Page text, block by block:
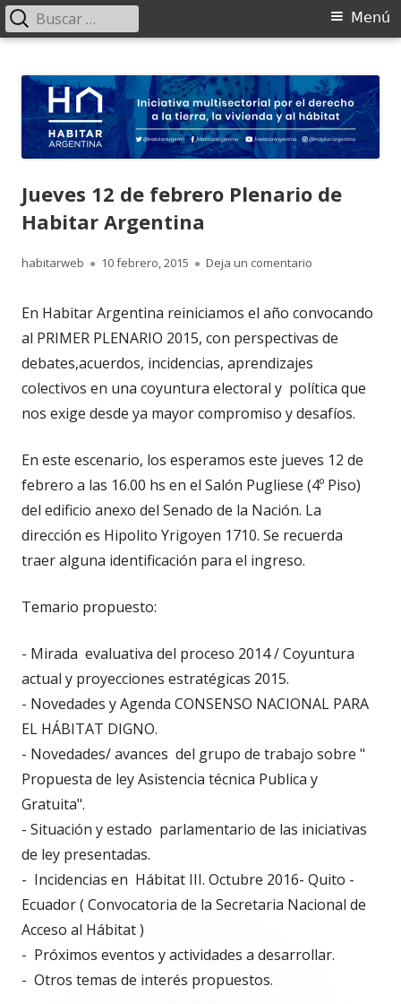
contenido
hábitat
Menú
Menú
Buscar:
Jueves 12 de febrero Plenario de
Habitar Argentina
Autor
habitarweb
Publicado
10 febrero, 2015 Deja un comentario
En Habitar Argentina reiniciamos el año convocando
al PRIMER PLENARIO 2015, con perspectivas de
debates,acuerdos, incidencias, aprendizajes
colectivos en una coyuntura electoral y política que
nos exige desde ya mayor compromiso y desafíos.
En este escenario, los esperamos este jueves 12 de
febrero a las 16.00 hs en el Salón Pugliese (4º Piso)
del edificio anexo del Senado de la Nación. La
dirección es Hipolito Yrigoyen 1710. Se recuerda
traer alguna identificación para el ingreso.
Temario propuesto:
- Mirada evaluativa del proceso 2014 / Coyuntura
actual y proyecciones estratégicas 2015.
- Novedades y Agenda CONSENSO NACIONAL PARA
EL HÁBITAT DIGNO.
- Novedades/ avances del grupo de trabajo sobre "
Propuesta de ley Asistencia técnica Publica y
Gratuita".
- Situación y estado parlamentario de las iniciativas
de ley presentadas.
- Incidencias en Hábitat III. Octubre 2016- Quito -
Ecuador ( Convocatoria de la Secretaria Nacional de
Acceso al Hábitat )
- Próximos eventos y actividades a desarrollar.
- Otros temas de interés propuestos.